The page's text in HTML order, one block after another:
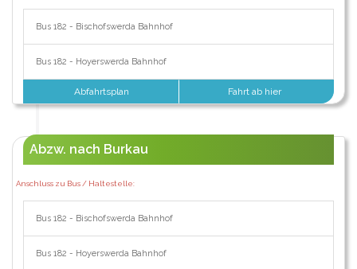
Bus 182 - Bischofswerda Bahnhof
Bus 182 - Hoyerswerda Bahnhof
Abfahrtsplan Fahrt ab hier
Abzw. nach Burkau
Anschluss zu Bus / Haltestelle:
Bus 182 - Bischofswerda Bahnhof
Bus 182 - Hoyerswerda Bahnhof